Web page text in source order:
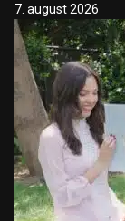
7. august 2026